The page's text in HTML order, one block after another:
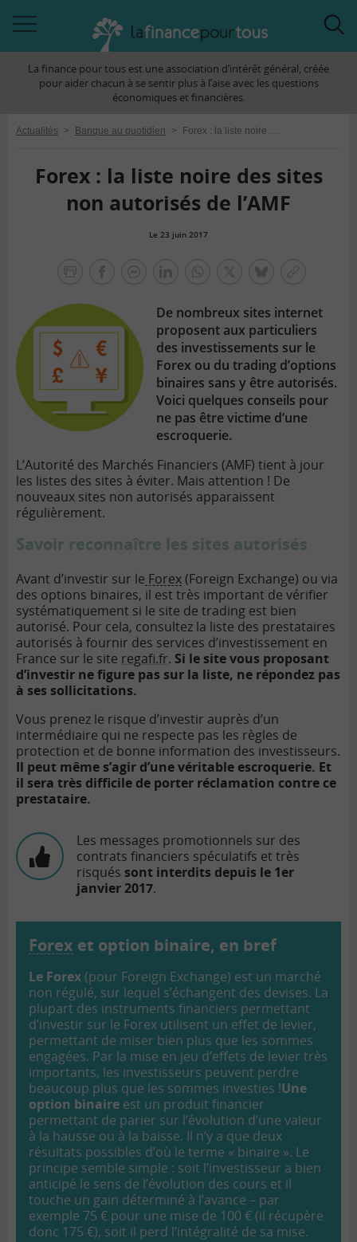
àLa finance pour tous est une association d’intérêt général, créée
pour aider chacun à se sentir plus à l’aise avec les questions
économiques et financières.
Actualités > Banque au quotidien > Forex : la liste noire des sites non autorisés de l’AMF
Forex : la liste noire des sites
non autorisés de l’AMF
Le 23 juin 2017
lien
De nombreux sites internet
proposent aux particuliers
des investissements sur le
Forex ou du trading d’options
binaires sans y être autorisés.
Voici quelques conseils pour
ne pas être victime d’une
escroquerie.
L’Autorité des Marchés Financiers (AMF) tient à jour
les listes des sites à éviter. Mais attention ! De
nouveaux sites non autorisés apparaissent
régulièrement.
Savoir reconnaître les sites autorisés
Avant d’investir sur le Forex(Foreign Exchange) ou via
des options binaires, il est très important de vériﬁer
systématiquement si le site de trading est bien
autorisé. Pour cela, consultez la liste des prestataires
autorisés à fournir des services d’investissement en
France sur le site regaﬁ.fr. Si le site vous proposant
d’investir ne ﬁgure pas sur la liste, ne répondez pas
à ses sollicitations.
Vous prenez le risque d’investir auprès d’un
intermédiaire qui ne respecte pas les règles de
protection et de bonne information des investisseurs.
Il peut même s’agir d’une véritable escroquerie. Et
il sera très difficile de porter réclamation contre ce
prestataire.
Les messages promotionnels sur des
contrats financiers spéculatifs et très
risqués sont interdits depuis le 1er
janvier 2017.
Forex et option binaire, en bref
Le Forex (pour Foreign Exchange) est un marché
non régulé, sur lequel s’échangent des devises. La
plupart des instruments financiers permettant
d’investir sur le Forex utilisent un effet de levier,
permettant de miser bien plus que les sommes
engagées. Par la mise en jeu d’effets de levier très
importants, les investisseurs peuvent perdre
beaucoup plus que les sommes investies !Une
option binaire est un produit financier
permettant de parier sur l’évolution d’une valeur
à la hausse ou à la baisse. Il n’y a que deux
résultats possibles d’où le terme « binaire ». Le
principe semble simple : soit l’investisseur a bien
anticipé le sens de l’évolution des cours et il
touche un gain déterminé à l’avance – par
exemple 75 € pour une mise de 100 € (il récupère
donc 175 €), soit il perd l’intégralité de sa mise.